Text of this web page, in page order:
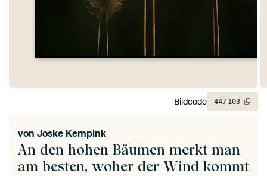
An den hohen Bäumen merkt man
am besten, woher der Wind kommt
von Joske Kempink
Bildcode 447 103